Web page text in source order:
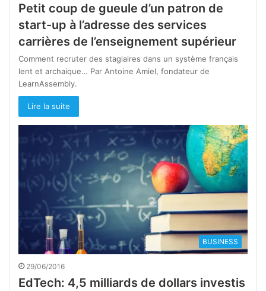
Petit coup de gueule d’un patron de
start-up à l’adresse des services
carrières de l’enseignement supérieur
Comment recruter des stagiaires dans un système français
lent et archaique… Par Antoine Amiel, fondateur de
LearnAssembly.
Lire la suite
BUSINESS
29/06/2016
EdTech: 4,5 milliards de dollars investis